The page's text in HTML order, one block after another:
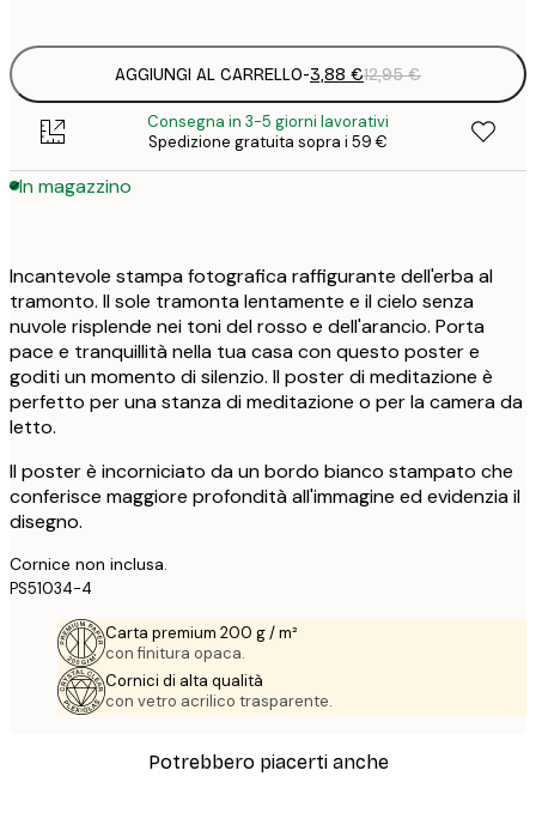
AGGIUNGI AL CARRELLO-3,88 €12,95 €
Consegna in 3-5 giorni lavorativi
Spedizione gratuita sopra i 59 €
In magazzino
Incantevole stampa fotografica raffigurante dell'erba al
tramonto. Il sole tramonta lentamente e il cielo senza
nuvole risplende nei toni del rosso e dell'arancio. Porta
pace e tranquillità nella tua casa con questo poster e
goditi un momento di silenzio. Il poster di meditazione è
perfetto per una stanza di meditazione o per la camera da
letto.
Il poster è incorniciato da un bordo bianco stampato che
conferisce maggiore profondità all'immagine ed evidenzia il
disegno.
Cornice non inclusa.
PS51034-4
Carta premium 200 g / m²
con finitura opaca.
Cornici di alta qualità
con vetro acrilico trasparente.
Potrebbero piacerti anche